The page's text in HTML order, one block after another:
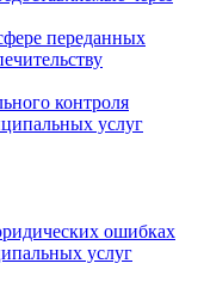
переданных
контроля
услуг
ошибках
услуг